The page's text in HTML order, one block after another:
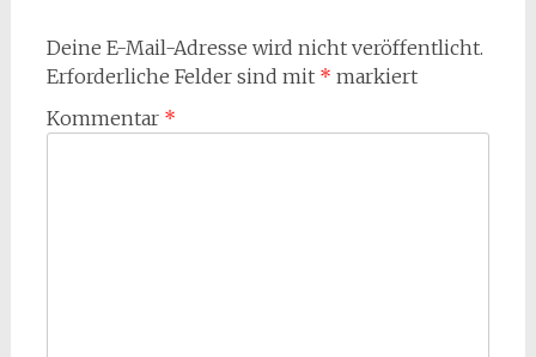
Deine E-Mail-Adresse wird nicht veröffentlicht.
Erforderliche Felder sind mit * markiert
Kommentar *